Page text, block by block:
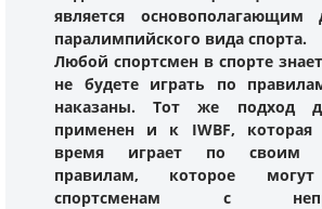
является основополагающим
паралимпийского вида спорта.
Любой спортсмен в спорте
не будете играть по
наказаны. Тот же подход
применен и к IWBF, которая
время играет по своим
правилам, которое могут
спортсменам с